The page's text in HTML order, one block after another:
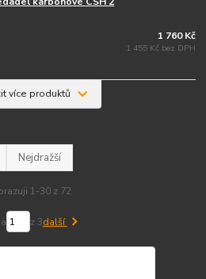
1 760 Kč
1 455 Kč bez DPH
více produktů
Nejdražší
1-30 z 72
z 3další